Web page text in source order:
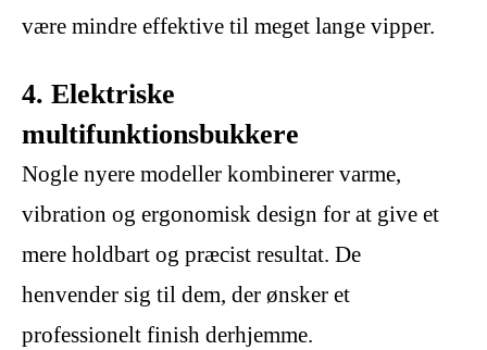
være mindre effektive til meget lange vipper.
4. Elektriske
multifunktionsbukkere
Nogle nyere modeller kombinerer varme,
vibration og ergonomisk design for at give et
mere holdbart og præcist resultat. De
henvender sig til dem, der ønsker et
professionelt finish derhjemme.